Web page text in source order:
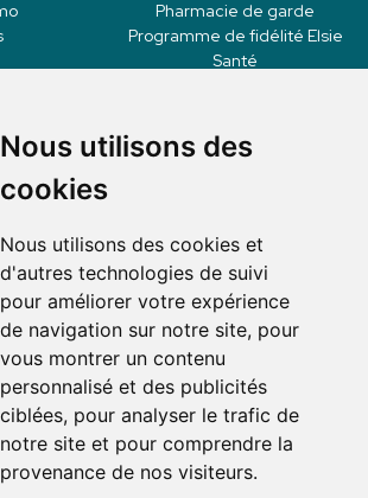
Nous utilisons des
cookies
Nous utilisons des cookies et
d'autres technologies de suivi
pour améliorer votre expérience
de navigation sur notre site, pour
vous montrer un contenu
personnalisé et des publicités
ciblées, pour analyser le trafic de
notre site et pour comprendre la
provenance de nos visiteurs.
Pharmacie de garde
Programme de fidélité Elsie
Santé
Mode de livraison
Nous suivre